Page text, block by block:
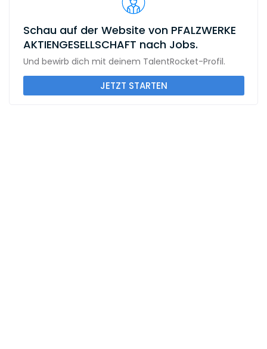
Schau auf der Website von PFALZWERKE
AKTIENGESELLSCHAFT nach Jobs.
Und bewirb dich mit deinem TalentRocket-Profil.
JETZT STARTEN